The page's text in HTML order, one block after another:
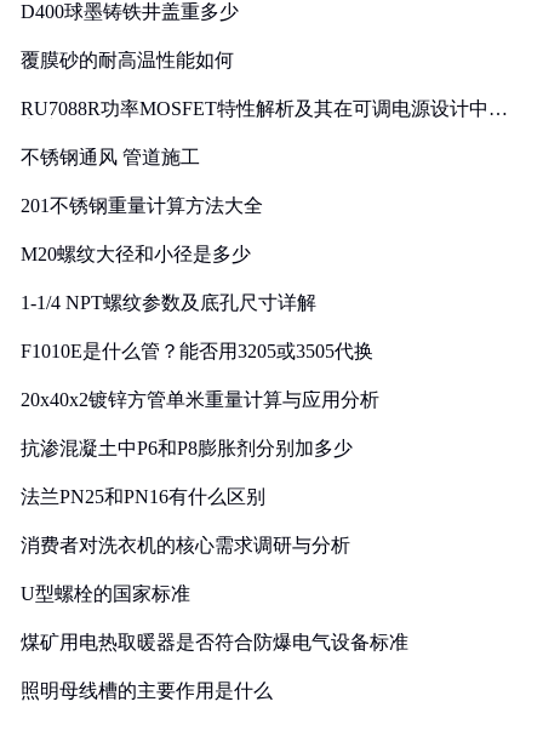
D400球墨铸铁井盖重多少
覆膜砂的耐高温性能如何
RU7088R功率MOSFET特性解析及其在可调电源设计中的
不锈钢通风 管道施工
201不锈钢重量计算方法大全
M20螺纹大径和小径是多少
1-1/4 NPT螺纹参数及底孔尺寸详解
F1010E是什么管？能否用3205或3505代换
20x40x2镀锌方管单米重量计算与应用分析
抗渗混凝土中P6和P8膨胀剂分别加多少
法兰PN25和PN16有什么区别
消费者对洗衣机的核心需求调研与分析
U型螺栓的国家标准
煤矿用电热取暖器是否符合防爆电气设备标准
照明母线槽的主要作用是什么